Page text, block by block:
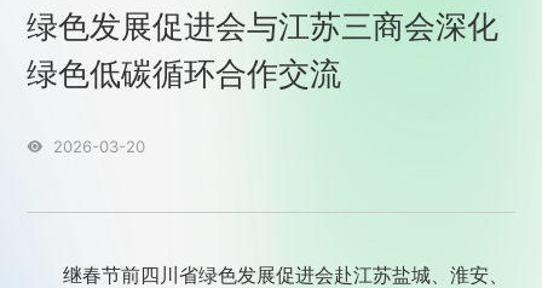
绿色发展促进会与江苏三商会深化
绿色低碳循环合作交流
 2026-03-20
继春节前四川省绿色发展促进会赴江苏盐城、淮安、